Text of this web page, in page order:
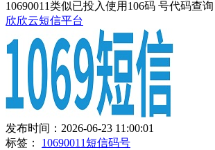
10690011类似已投入使用106码 号代码查询
欣欣云短信平台
发布时间：2026-06-23 11:00:01
标签： 10690011短信码号